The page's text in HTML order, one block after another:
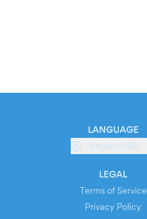
LANGUAGE
English (GB)
LEGAL
Terms of Service
Privacy Policy